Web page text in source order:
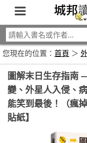
您現在的位置： 首頁 ＞
圖解末日生存指南
變、外星人入侵、
能笑到最後！（瘋
貼紙】